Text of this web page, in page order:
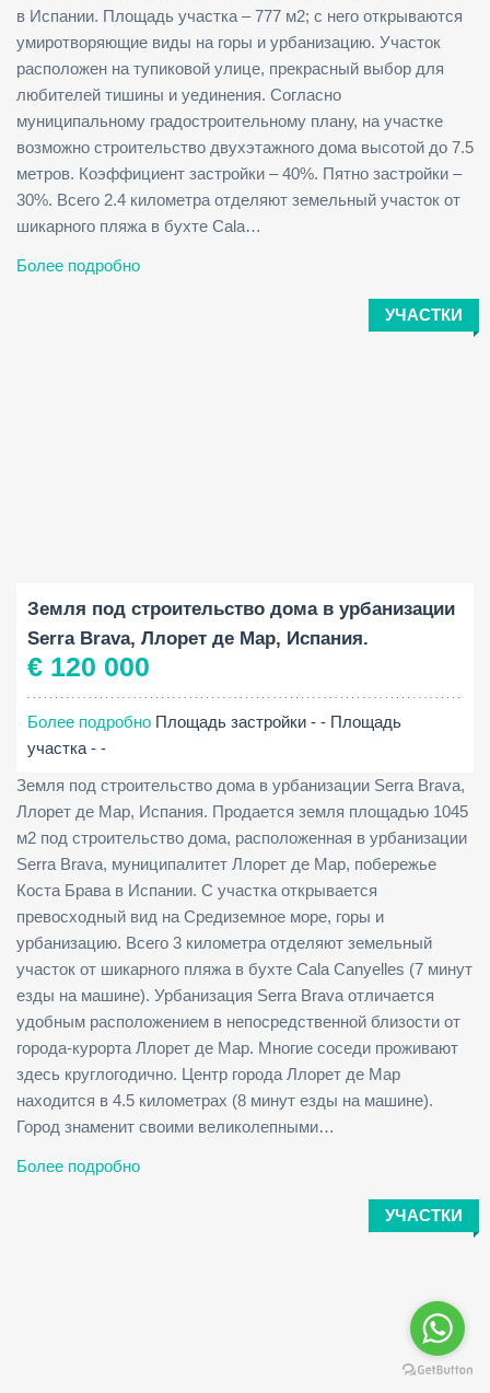
в Испании. Площадь участка – 777 м2; с него открываются
умиротворяющие виды на горы и урбанизацию. Участок
расположен на тупиковой улице, прекрасный выбор для
любителей тишины и уединения. Согласно
муниципальному градостроительному плану, на участке
возможно строительство двухэтажного дома высотой до 7.5
метров. Коэффициент застройки – 40%. Пятно застройки –
30%. Всего 2.4 километра отделяют земельный участок от
шикарного пляжа в бухте Cala…
Более подробно
УЧАСТКИ
Земля под строительство дома в урбанизации
Serra Brava, Ллорет де Мар, Испания.
€ 120 000
Более подробно Площадь застройки - - Площадь
участка - -
Земля под строительство дома в урбанизации Serra Brava,
Ллорет де Мар, Испания. Продается земля площадью 1045
м2 под строительство дома, расположенная в урбанизации
Serra Brava, муниципалитет Ллорет де Мар, побережье
Коста Брава в Испании. С участка открывается
превосходный вид на Средиземное море, горы и
урбанизацию. Всего 3 километра отделяют земельный
участок от шикарного пляжа в бухте Cala Canyelles (7 минут
езды на машине). Урбанизация Serra Brava отличается
удобным расположением в непосредственной близости от
города-курорта Ллорет де Мар. Многие соседи проживают
здесь круглогодично. Центр города Ллорет де Мар
находится в 4.5 километрах (8 минут езды на машине).
Город знаменит своими великолепными…
Более подробно
УЧАСТКИ